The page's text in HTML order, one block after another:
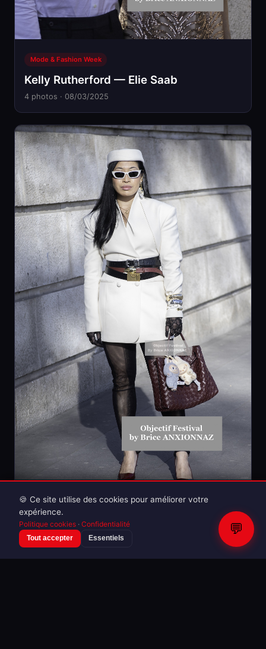
Mode & Fashion Week
Kelly Rutherford — Elie Saab
4 photos · 08/03/2025
Mode & Fashion Week
Inconnu — Pfw Women Ready To Wear
Fw25 26
💬
🍪 Ce site utilise des cookies pour améliorer votre
expérience.
Politique cookies · Confidentialité
Tout accepter Essentiels